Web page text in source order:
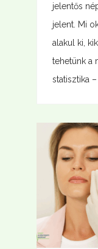
jelentős
jelent. Mi
alakul ki,
tehetünk a
statisztika –